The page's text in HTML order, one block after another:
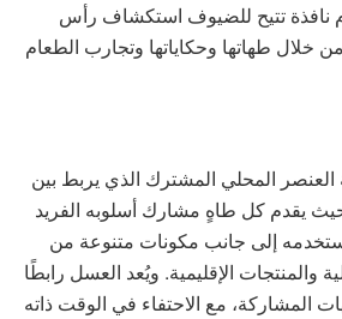
نافذة تتيح للضيوف استكشاف رأس
خلال طهاتها وحكاياتها وتجارب الطعام
المحلي المشترك الذي يربط بين
يقدم كل طاهٍ مشارك أسلوبه الفريد
إلى جانب مكونات متنوعة من
والمنتجات الإقليمية. ويُعد العسل رابطًا
المشاركة، مع الاحتفاء في الوقت ذاته